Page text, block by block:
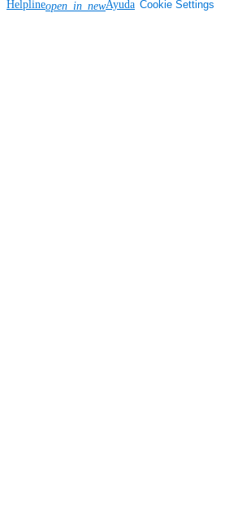
Helplineopen_in_newAyuda Cookie Settings